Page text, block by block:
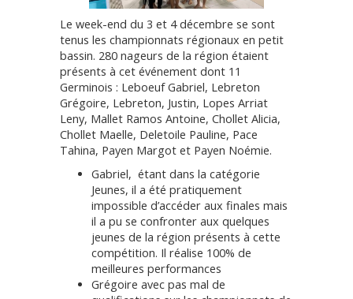
Le week-end du 3 et 4 décembre se sont
tenus les championnats régionaux en petit
bassin. 280 nageurs de la région étaient
présents à cet événement dont 11
Germinois : Leboeuf Gabriel, Lebreton
Grégoire, Lebreton, Justin, Lopes Arriat
Leny, Mallet Ramos Antoine, Chollet Alicia,
Chollet Maelle, Deletoile Pauline, Pace
Tahina, Payen Margot et Payen Noémie.
Gabriel, étant dans la catégorie
Jeunes, il a été pratiquement
impossible d’accéder aux finales mais
il a pu se confronter aux quelques
jeunes de la région présents à cette
compétition. Il réalise 100% de
meilleures performances
Grégoire avec pas mal de